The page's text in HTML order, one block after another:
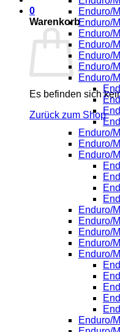
0
Warenkorb
Es befinden sich
Zurück zum Shop
Enduro/
Enduro/
Enduro/
Enduro/
Enduro/
Enduro/
Enduro/
Enduro/
Enduro/
Enduro/
Enduro/
Enduro/
Enduro/
Enduro/
Enduro/
Enduro/